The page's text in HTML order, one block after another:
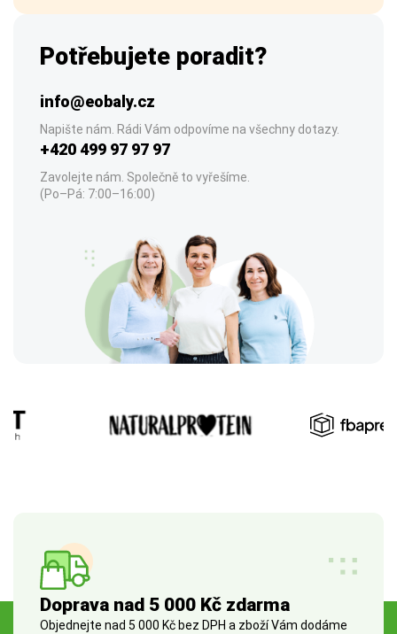
Potřebujete poradit?
info@eobaly.cz
Napište nám. Rádi Vám odpovíme na všechny dotazy.
+420 499 97 97 97
Zavolejte nám. Společně to vyřešíme.
(Po–Pá: 7:00–16:00)
Doprava nad 5 000 Kč zdarma
Objednejte nad 5 000 Kč bez DPH a zboží Vám dodáme